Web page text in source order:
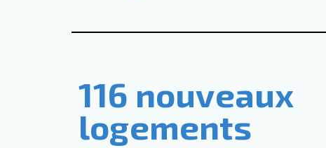
116 nouveaux
logements